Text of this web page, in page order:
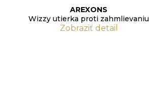
AREXONS
Wizzy utierka proti zahmlievaniu
Zobraziť detail